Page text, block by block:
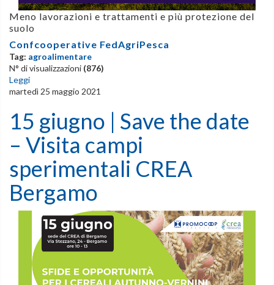
Meno lavorazioni e trattamenti e più protezione del
suolo
Confcooperative FedAgriPesca
Tag: agroalimentare
N° di visualizzazioni (876)
Leggi
martedì 25 maggio 2021
15 giugno | Save the date
– Visita campi
sperimentali CREA
Bergamo